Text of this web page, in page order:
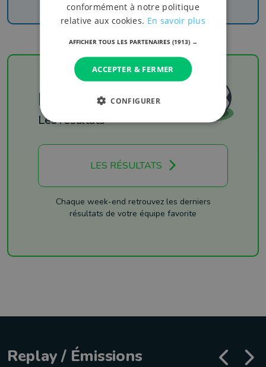
Football
Les résultats
LES RÉSULTATS
Chaque week-end retrouvez les derniers
résultats de votre équipe favorite
Replay / Émissions
conformément à notre politique
relative aux cookies. En savoir plus
AFFICHER TOUS LES PARTENAIRES (1913) →
ACCEPTER & FERMER
CONFIGURER